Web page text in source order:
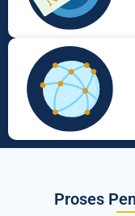
Proses